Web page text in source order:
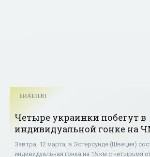
БИАТЛОН
Четыре украинки побегут в
индивидуальной гонке на
биатлону в Эстерсунде -
Завтра, 12 марта, в Эстерсунде (Швеция)
индивидуальная гонка на 15 км с четырьмя